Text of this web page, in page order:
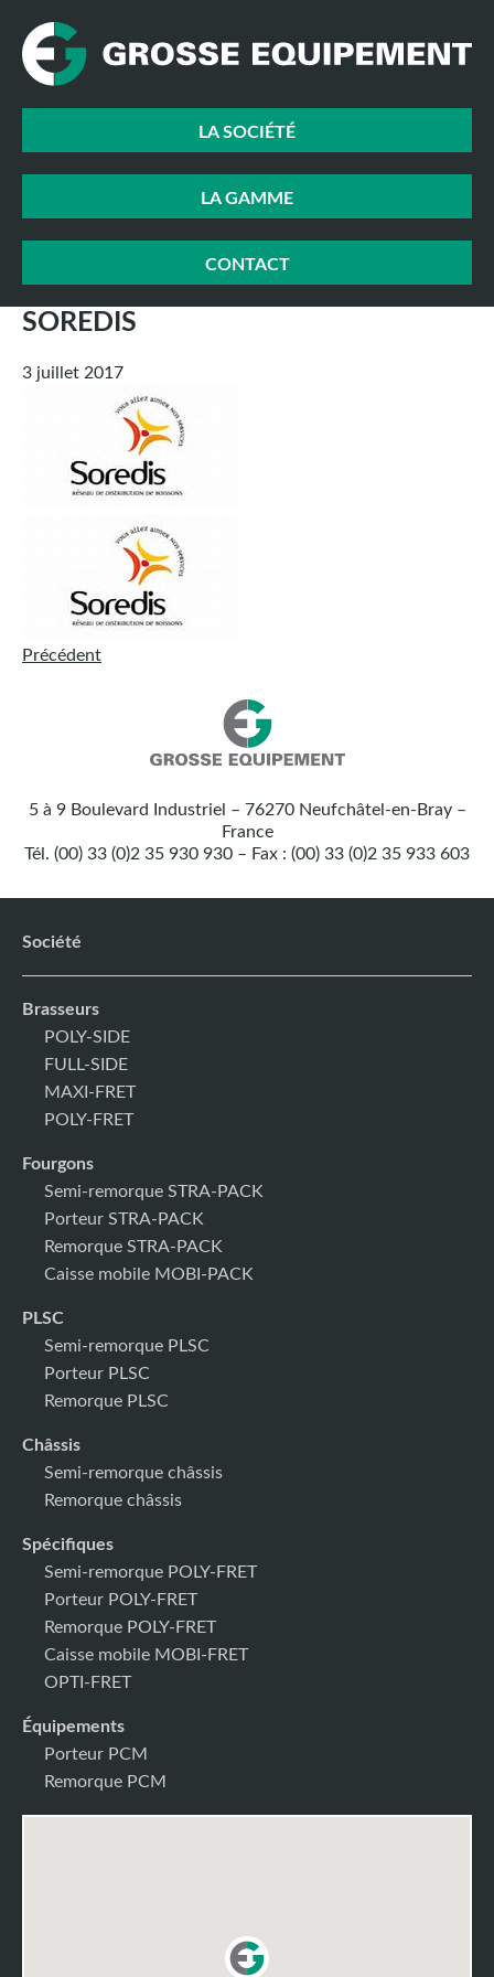
LA SOCIÉTÉ
LA GAMME
CONTACT
SOREDIS
3 juillet 2017
Précédent
coordonnées
:
Equipement
5 à 9 Boulevard Industriel – 76270 Neufchâtel-en-Bray –
France
Tél. (00) 33 (0)2 35 930 930 – Fax : (00) 33 (0)2 35 933 603
Société
Brasseurs
POLY-SIDE
FULL-SIDE
MAXI-FRET
POLY-FRET
Fourgons
Semi-remorque STRA-PACK
Porteur STRA-PACK
Remorque STRA-PACK
Caisse mobile MOBI-PACK
PLSC
Semi-remorque PLSC
Porteur PLSC
Remorque PLSC
Châssis
Semi-remorque châssis
Remorque châssis
Spécifiques
Semi-remorque POLY-FRET
Porteur POLY-FRET
Remorque POLY-FRET
Caisse mobile MOBI-FRET
OPTI-FRET
Équipements
Porteur PCM
Remorque PCM